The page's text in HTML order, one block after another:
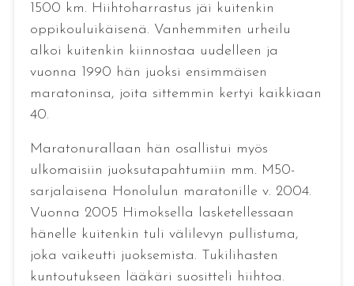
1500 km. Hiihtoharrastus jäi kuitenkin
oppikouluikäisenä. Vanhemmiten urheilu
alkoi kuitenkin kiinnostaa uudelleen ja
vuonna 1990 hän juoksi ensimmäisen
maratoninsa, joita sittemmin kertyi kaikkiaan
40.
Maratonurallaan hän osallistui myös
ulkomaisiin juoksutapahtumiin mm. M50-
sarjalaisena Honolulun maratonille v. 2004.
Vuonna 2005 Himoksella lasketellessaan
hänelle kuitenkin tuli välilevyn pullistuma,
joka vaikeutti juoksemista. Tukilihasten
kuntoutukseen lääkäri suositteli hiihtoa.